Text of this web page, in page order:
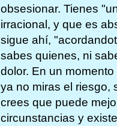
obsesionar. Tienes
irracional, y que es
sigue ahí,
sabes quienes, ni
dolor. En un
ya no miras el riesgo,
crees que puede
circunstancias y